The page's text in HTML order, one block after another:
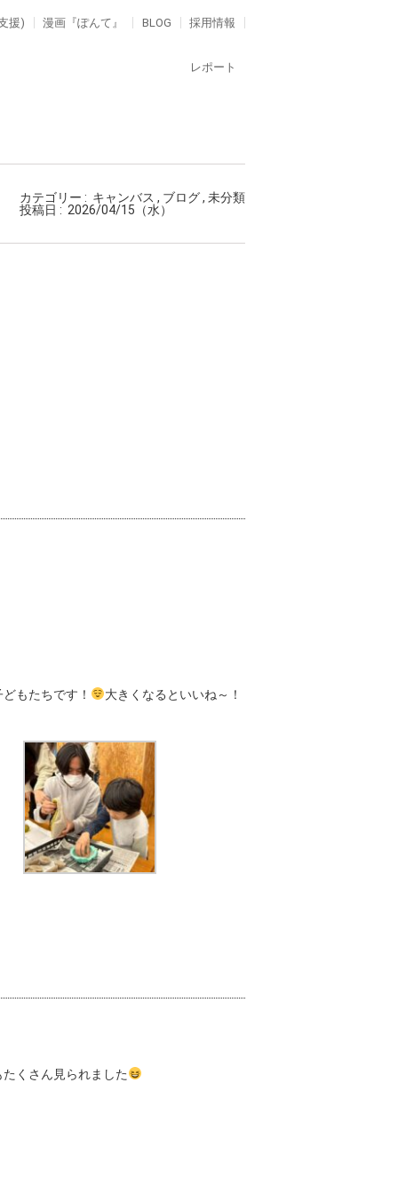
援) 漫画『ぽんて』 BLOG 採用情報
レポート
カテゴリー : キャンバス , ブログ, 未分類
投稿日 : 2026/04/15（水）
もたちです！ 大きくなるといいね～！
くさん見られました